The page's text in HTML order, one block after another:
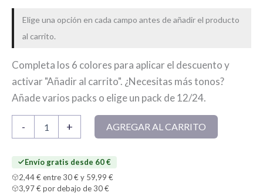
Elige una opción en cada campo antes de añadir el producto
al carrito.
Completa los 6 colores para aplicar el descuento y
activar "Añadir al carrito". ¿Necesitas más tonos?
Añade varios packs o elige un pack de 12/24.
-
Color
Vallejo
cantidad
+ AGREGAR AL CARRITO
Envío gratis desde 60 €
2,44 € entre 30 € y 59,99 €
3,97 € por debajo de 30 €